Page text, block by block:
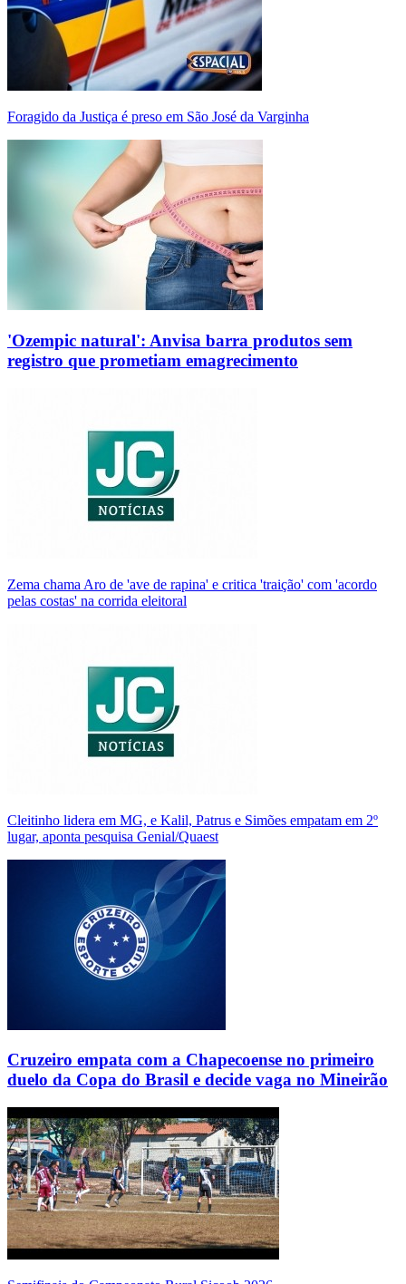
Foragido da Justiça é preso em São José da Varginha
'Ozempic natural': Anvisa barra produtos sem
registro que prometiam emagrecimento
Zema chama Aro de 'ave de rapina' e critica 'traição' com 'acordo
pelas costas' na corrida eleitoral
Cleitinho lidera em MG, e Kalil, Patrus e Simões empatam em 2º
lugar, aponta pesquisa Genial/Quaest
Cruzeiro empata com a Chapecoense no primeiro
duelo da Copa do Brasil e decide vaga no Mineirão